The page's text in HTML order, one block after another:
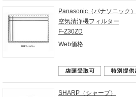
Panasonic（パナソニック）
空気清浄機フィルター
F-Z30ZD
Web価格
SHARP（シャープ）